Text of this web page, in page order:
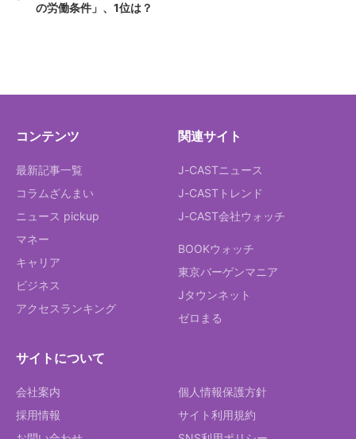
の労働条件」、1位は？
コンテンツ
最新記事一覧
コラムざんまい
ニュース pickup
マネー
キャリア
ビジネス
アクセスランキング
関連サイト
J-CASTニュース
J-CASTトレンド
J-CAST会社ウォッチ
BOOKウォッチ
東京バーゲンマニア
Jタウンネット
ゼロまる
サイトについて
会社案内
採用情報
個人情報保護方針
サイト利用規約